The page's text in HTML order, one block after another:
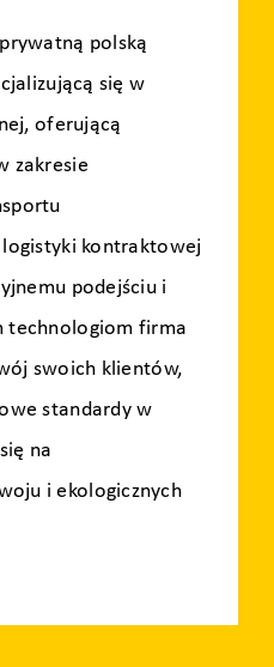
polską
się w
oferującą
zakresie
kontraktowej
podejściu i
technologiom firma
swoich klientów,
standardy w
na
i ekologicznych